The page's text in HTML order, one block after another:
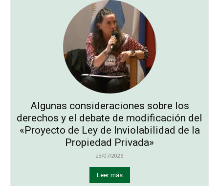
Algunas consideraciones sobre los
derechos y el debate de modificación del
«Proyecto de Ley de Inviolabilidad de la
Propiedad Privada»
23/07/2026
Leer más